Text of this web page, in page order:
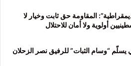
المقاومة حق ثابت وخيار لا
أولوية ولا أمان للاحتلال
يسلّم “وسام الثبات” للرفيق نصر الزحلان